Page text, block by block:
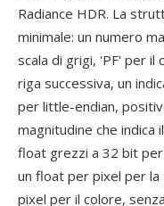
Radiance HDR. La
minimale: un numero
scala di grigi, 'PF' per il
riga successiva, un
per little-endian,
magnitudine che indica
float grezzi a 32 bit
un float per pixel per
pixel per il colore,